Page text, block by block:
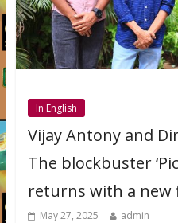
In English
Vijay Antony and
The blockbuster
returns with a new
May 27, 2025 admin